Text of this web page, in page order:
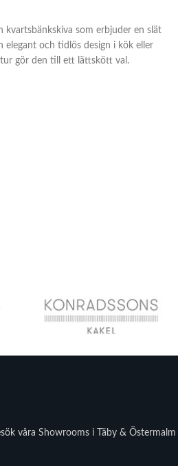
kvartsbänkskiva som erbjuder en slät
och tidlös design i kök eller
gör den till ett lättskött val.
våra Showrooms i Täby & Östermalm